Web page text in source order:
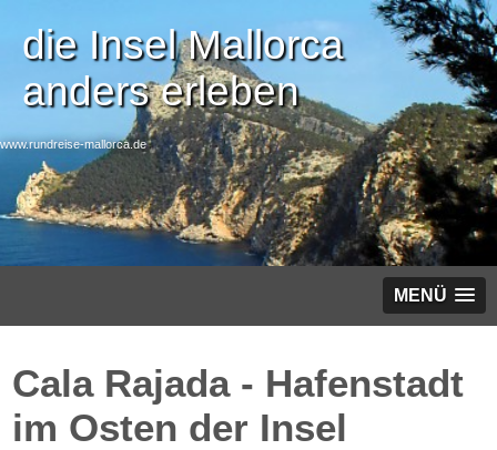
die Insel Mallorca
anders erleben
www.rundreise-mallorca.de
MENÜ
Cala Rajada - Hafenstadt
im Osten der Insel